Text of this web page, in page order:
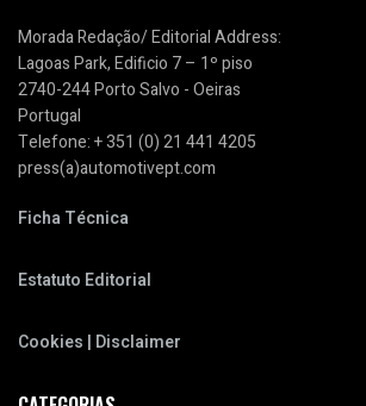
Morada Redação/ Editorial Address:
Lagoas Park, Edificio 7 – 1º piso
2740-244 Porto Salvo - Oeiras
Portugal
Telefone: + 351 (0) 21 441 4205
press(a)automotivept.com
Ficha Técnica
Estatuto Editorial
Cookies | Disclaimer